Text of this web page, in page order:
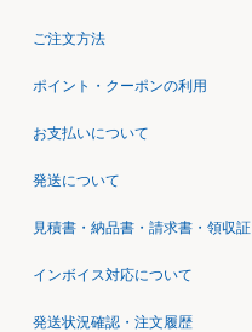
ご注文方法
ポイント・クーポンの利用
お支払いについて
発送について
見積書・納品書・請求書・領収証
インボイス対応について
発送状況確認・注文履歴